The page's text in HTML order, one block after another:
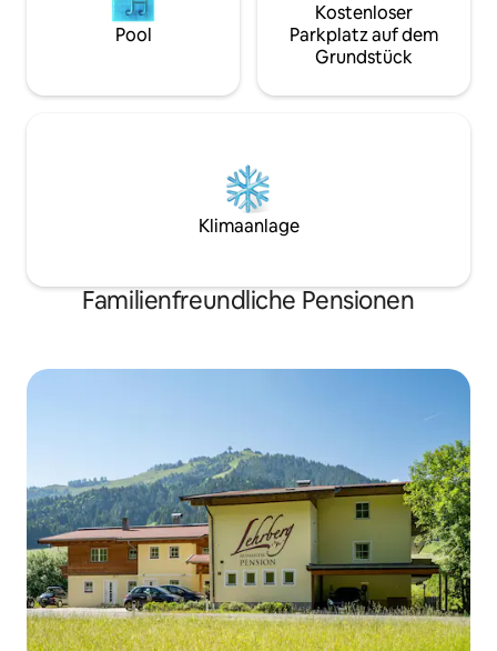
Pool
Kostenloser
Parkplatz auf dem
Grundstück
Klimaanlage
Familienfreundliche Pensionen